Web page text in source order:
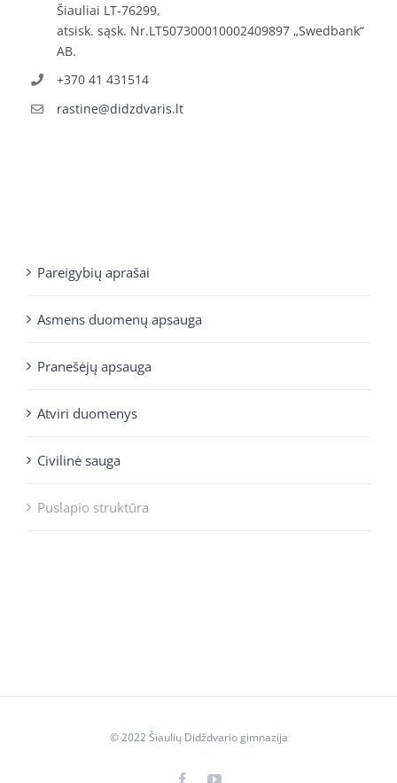
Šiauliai LT-76299,
atsisk. sąsk. Nr.LT507300010002409897 „Swedbank“
AB.
+370 41 431514
rastine@didzdvaris.lt
Pareigybių aprašai
Asmens duomenų apsauga
Pranešėjų apsauga
Atviri duomenys
Civilinė sauga
Puslapio struktūra
© 2022 Šiaulių Didždvario gimnazija
FacebookYouTube